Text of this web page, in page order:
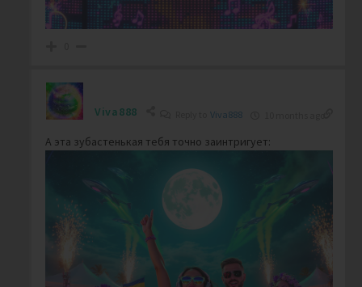
Viva888 Viva888
А эта зубастенькая тебя точно заинтригует: